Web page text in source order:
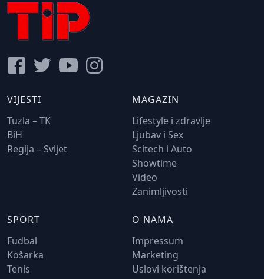
VIJESTI
Tuzla – TK
BiH
Regija – Svijet
MAGAZIN
Lifestyle i zdravlje
Ljubav i Sex
Scitech i Auto
Showtime
Video
Zanimljivosti
SPORT
Fudbal
Košarka
Tenis
O NAMA
Impressum
Marketing
Uslovi korištenja